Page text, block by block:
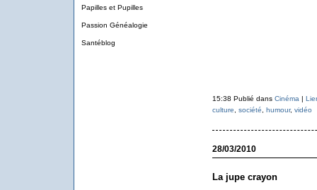
Papilles et Pupilles
Passion Généalogie
Santéblog
15:38 Publié dans Cinéma |
culture
société humour, vidéo
28/03/2010
La jupe crayon